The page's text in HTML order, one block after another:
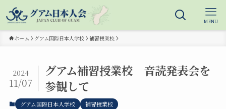
MENU
ホーム グアム国際日本人学校 補習授業校
グアム補習授業校 音読発表会を
参観して
2024
11/07
グアム国際日本人学校 補習授業校